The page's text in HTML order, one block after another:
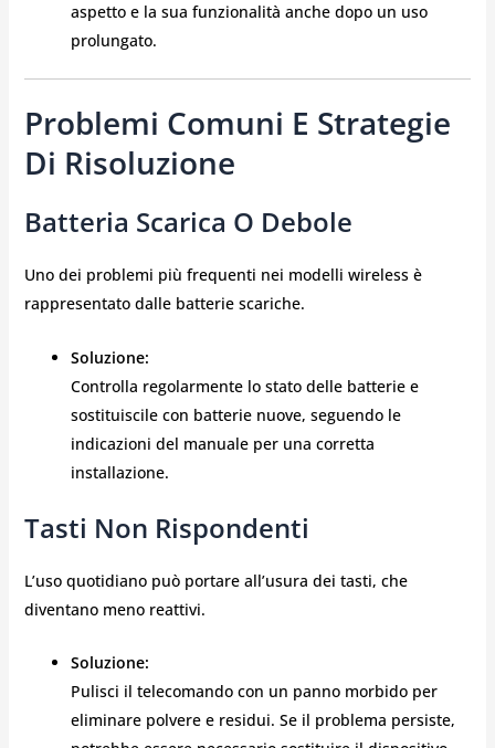
aspetto e la sua funzionalità anche dopo un uso
prolungato.
Problemi Comuni E Strategie
Di Risoluzione
Batteria Scarica O Debole
Uno dei problemi più frequenti nei modelli wireless è
rappresentato dalle batterie scariche.
Soluzione:
Controlla regolarmente lo stato delle batterie e
sostituiscile con batterie nuove, seguendo le
indicazioni del manuale per una corretta
installazione.
Tasti Non Rispondenti
L’uso quotidiano può portare all’usura dei tasti, che
diventano meno reattivi.
Soluzione:
Pulisci il telecomando con un panno morbido per
eliminare polvere e residui. Se il problema persiste,